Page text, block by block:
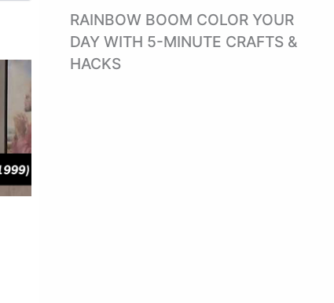
RAINBOW BOOM COLOR YOUR
DAY WITH 5-MINUTE CRAFTS &
HACKS